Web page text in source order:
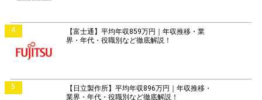
4
【富士通】平均年収859万円｜年収推移・業
界・年代・役職別など徹底解説！
5
【日立製作所】平均年収896万円｜年収推移・
業界・年代・役職別など徹底解説！